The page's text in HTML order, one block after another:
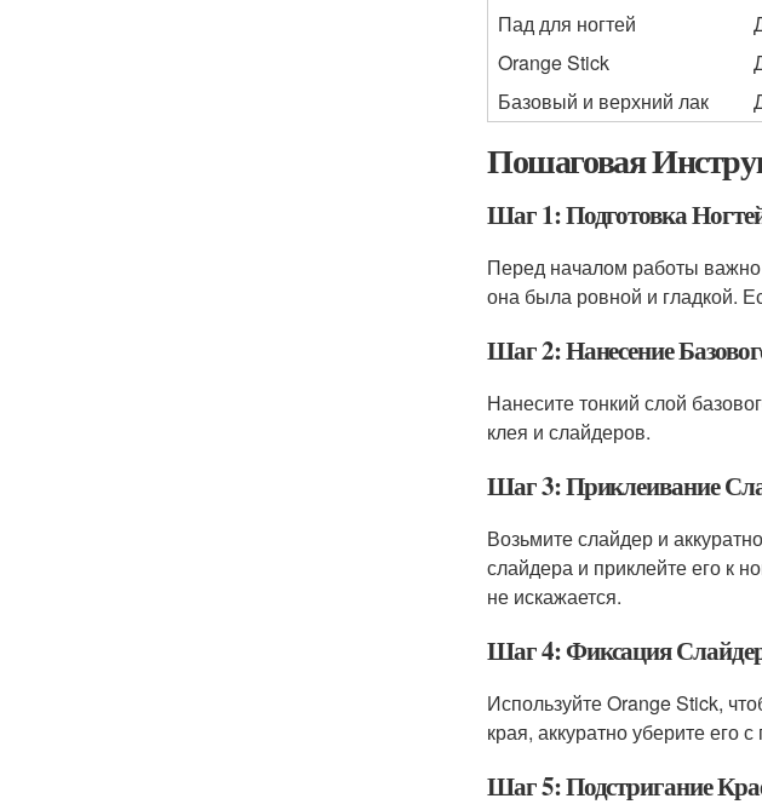
Пад для ногтей
Orange Stick
Базовый и верхний лак
Пошаговая
Шаг 1: Подготовка
Перед началом работы важно
она была ровной и гладкой.
Шаг 2: Нанесение
Нанесите тонкий слой
клея и слайдеров.
Шаг 3: Приклеивание
Возьмите слайдер и
слайдера и приклейте его к
не искажается.
Шаг 4: Фиксация
Используйте Orange Stick,
края, аккуратно уберите его
Шаг 5: Подстригание